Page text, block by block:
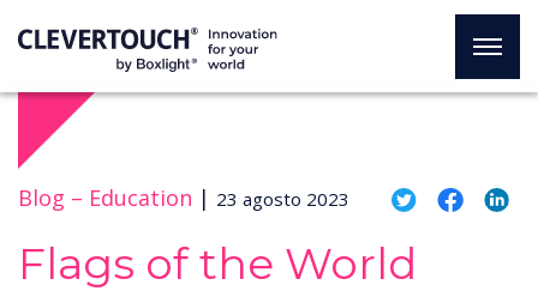
Blog – Education | 23 agosto 2023
Flags of the World